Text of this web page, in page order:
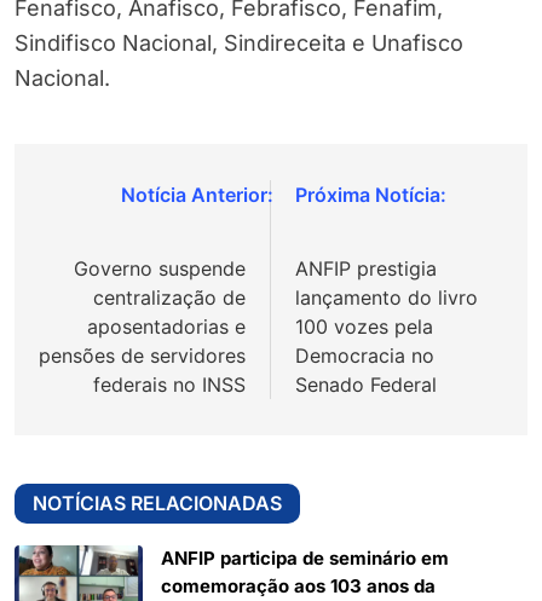
Fenafisco, Anafisco, Febrafisco, Fenafim,
Sindifisco Nacional, Sindireceita e Unafisco
Nacional.
Navegação
Post
Governo suspende
centralização de
aposentadorias e
pensões de servidores
federais no INSS
ANFIP prestigia
lançamento do livro
100 vozes pela
Democracia no
Senado Federal
NOTÍCIAS RELACIONADAS
ANFIP participa de seminário em
comemoração aos 103 anos da